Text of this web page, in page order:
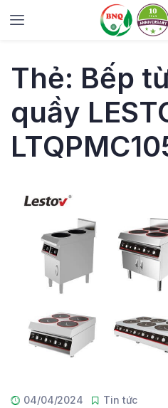
Thẻ: Bếp
quầy
04/04/2024
Tin tức